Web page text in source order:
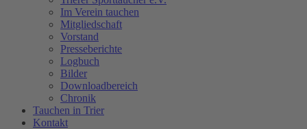
Im Verein tauchen
Mitgliedschaft
Vorstand
Presseberichte
Logbuch
Bilder
Downloadbereich
Chronik
Tauchen in Trier
Kontakt